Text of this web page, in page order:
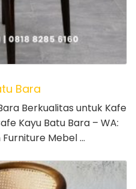
Bara
Berkualitas untuk Kafe
Kayu Batu Bara – WA:
Furniture Mebel …